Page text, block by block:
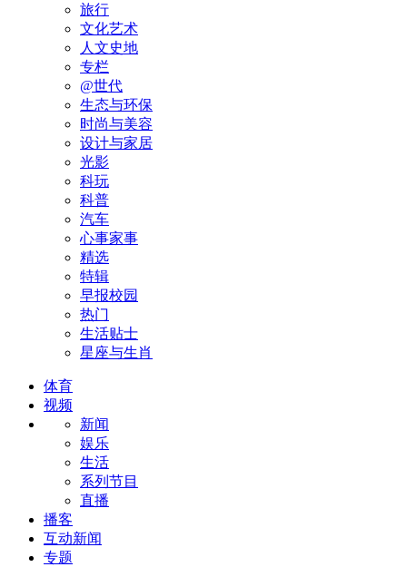
旅行
文化艺术
人文史地
专栏
@世代
生态与环保
时尚与美容
设计与家居
光影
科玩
科普
汽车
心事家事
精选
特辑
早报校园
热门
生活贴士
星座与生肖
体育
视频
新闻
娱乐
生活
系列节目
直播
播客
互动新闻
专题